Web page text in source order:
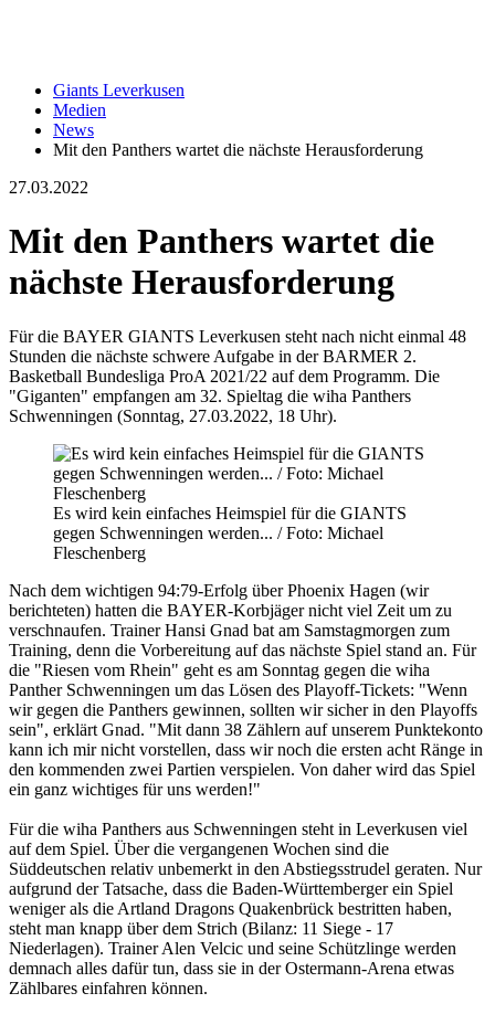
Giants Leverkusen
Medien
News
Mit den Panthers wartet die nächste Herausforderung
27.03.2022
Mit den Panthers wartet die
nächste Herausforderung
Für die BAYER GIANTS Leverkusen steht nach nicht einmal 48
Stunden die nächste schwere Aufgabe in der BARMER 2.
Basketball Bundesliga ProA 2021/22 auf dem Programm. Die
"Giganten" empfangen am 32. Spieltag die wiha Panthers
Schwenningen (Sonntag, 27.03.2022, 18 Uhr).
Es wird kein einfaches Heimspiel für die GIANTS
gegen Schwenningen werden... / Foto: Michael
Fleschenberg
Nach dem wichtigen 94:79-Erfolg über Phoenix Hagen (wir
berichteten) hatten die BAYER-Korbjäger nicht viel Zeit um zu
verschnaufen. Trainer Hansi Gnad bat am Samstagmorgen zum
Training, denn die Vorbereitung auf das nächste Spiel stand an. Für
die "Riesen vom Rhein" geht es am Sonntag gegen die wiha
Panther Schwenningen um das Lösen des Playoff-Tickets: "Wenn
wir gegen die Panthers gewinnen, sollten wir sicher in den Playoffs
sein", erklärt Gnad. "Mit dann 38 Zählern auf unserem Punktekonto
kann ich mir nicht vorstellen, dass wir noch die ersten acht Ränge in
den kommenden zwei Partien verspielen. Von daher wird das Spiel
ein ganz wichtiges für uns werden!"
Für die wiha Panthers aus Schwenningen steht in Leverkusen viel
auf dem Spiel. Über die vergangenen Wochen sind die
Süddeutschen relativ unbemerkt in den Abstiegsstrudel geraten. Nur
aufgrund der Tatsache, dass die Baden-Württemberger ein Spiel
weniger als die Artland Dragons Quakenbrück bestritten haben,
steht man knapp über dem Strich (Bilanz: 11 Siege - 17
Niederlagen). Trainer Alen Velcic und seine Schützlinge werden
demnach alles dafür tun, dass sie in der Ostermann-Arena etwas
Zählbares einfahren können.